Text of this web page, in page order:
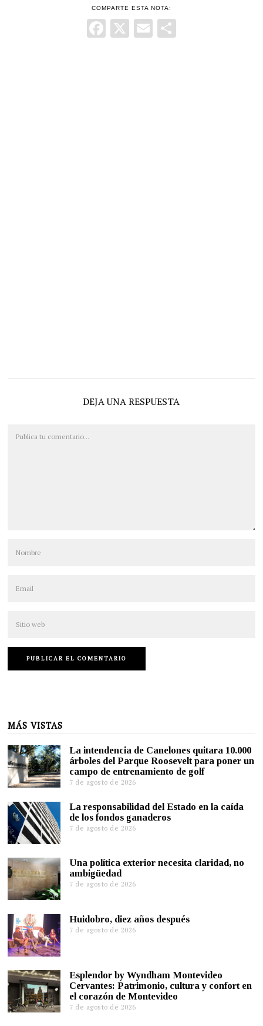
COMPARTE ESTA NOTA:
Facebook
X Email
DEJA UNA RESPUESTA
MÁS VISTAS
La intendencia de Canelones quitara 10.000
árboles del Parque Roosevelt para poner un
campo de entrenamiento de golf
7 de agosto de 2026
La responsabilidad del Estado en la caída
de los fondos ganaderos
7 de agosto de 2026
Una política exterior necesita claridad, no
ambigüedad
7 de agosto de 2026
Huidobro, diez años después
7 de agosto de 2026
Esplendor by Wyndham Montevideo
Cervantes: Patrimonio, cultura y confort en
el corazón de Montevideo
7 de agosto de 2026